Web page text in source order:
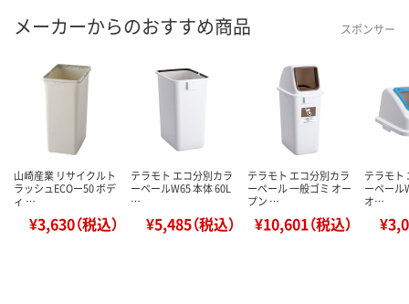
メーカーからのおすすめ商品 スポンサー
山崎産業 リサイクルト
ラッシュECOー50 ボデ
ィ …
¥3,630（税込）
テラモト エコ分別カラ
ーペールW65 本体 60L
…
¥5,485（税込）
テラモト エコ分別カラ
ーペール 一般ゴミ オー
プン …
¥10,601（税込）
テラモト
ーペール
オ…